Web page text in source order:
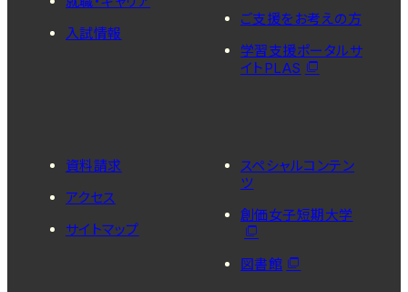
入試情報
ご支援をお考えの方
学習支援ポータルサ
イトPLAS
資料請求
アクセス
サイトマップ
スペシャルコンテン
ツ
創価女子短期大学
図書館